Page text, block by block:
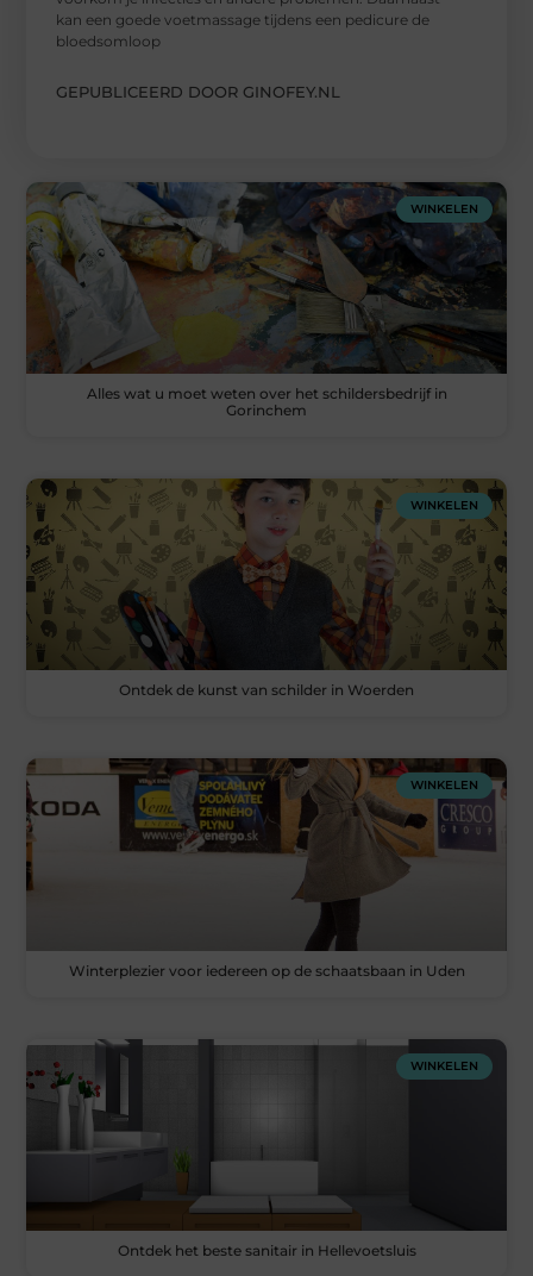
kan een goede voetmassage tijdens een pedicure de
bloedsomloop
GEPUBLICEERD DOOR GINOFEY.NL
WINKELEN
Alles wat u moet weten over het schildersbedrijf in
Gorinchem
WINKELEN
Ontdek de kunst van schilder in Woerden
WINKELEN
Winterplezier voor iedereen op de schaatsbaan in Uden
WINKELEN
Ontdek het beste sanitair in Hellevoetsluis